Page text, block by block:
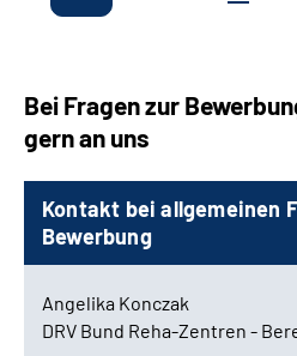
Bei Fragen zur
gern an uns
Kontakt bei allgemeinen
Bewerbung
Angelika Konczak
DRV Bund Reha-Zentren -